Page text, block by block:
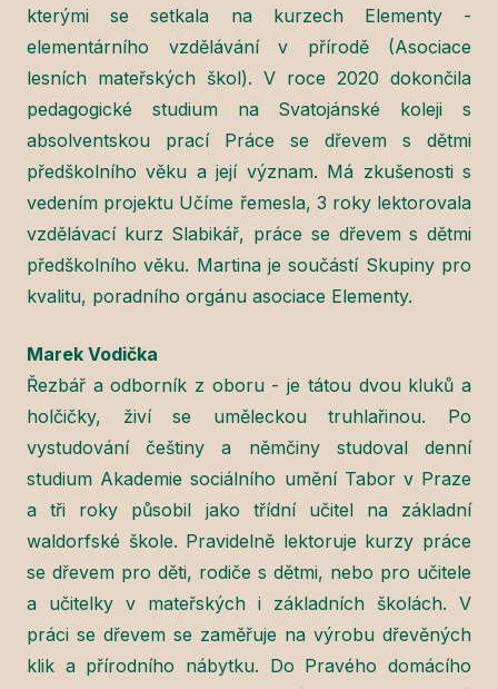
kterými se setkala na kurzech Elementy -
elementárního vzdělávání v přírodě (Asociace
lesních mateřských škol). V roce 2020 dokončila
pedagogické studium na Svatojánské koleji s
absolventskou prací Práce se dřevem s dětmi
předškolního věku a její význam. Má zkušenosti s
vedením projektu Učíme řemesla, 3 roky lektorovala
vzdělávací kurz Slabikář, práce se dřevem s dětmi
předškolního věku. Martina je součástí Skupiny pro
kvalitu, poradního orgánu asociace Elementy.
Marek Vodička
Řezbář a odborník z oboru - je tátou dvou kluků a
holčičky, živí se uměleckou truhlařinou. Po
vystudování češtiny a němčiny studoval denní
studium Akademie sociálního umění Tabor v Praze
a tři roky působil jako třídní učitel na základní
waldorfské škole. Pravidelně lektoruje kurzy práce
se dřevem pro děti, rodiče s dětmi, nebo pro učitele
a učitelky v mateřských i základních školách. V
práci se dřevem se zaměřuje na výrobu dřevěných
klik a přírodního nábytku. Do Pravého domácího